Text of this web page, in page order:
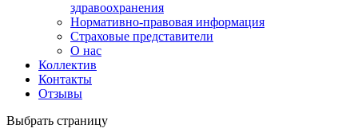
здравоохранения
Нормативно-правовая информация
Страховые представители
О нас
Коллектив
Контакты
Отзывы
Выбрать страницу